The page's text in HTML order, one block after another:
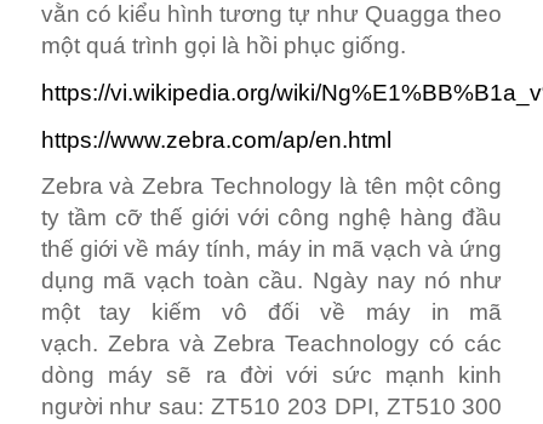
vằn có kiểu hình tương tự như Quagga theo
một quá trình gọi là hồi phục giống.
https://vi.wikipedia.org/wiki/
https://www.zebra.com/ap/en.html
Zebra và Zebra Technology là tên một công
ty tầm cỡ thế giới với công nghệ hàng đầu
thế giới về máy tính, máy in mã vạch và ứng
dụng mã vạch toàn cầu. Ngày nay nó như
một tay kiếm vô đối về máy in mã
vạch. Zebra và Zebra Teachnology có các
dòng máy sẽ ra đời với sức mạnh kinh
người như sau: ZT510 203 DPI, ZT510 300